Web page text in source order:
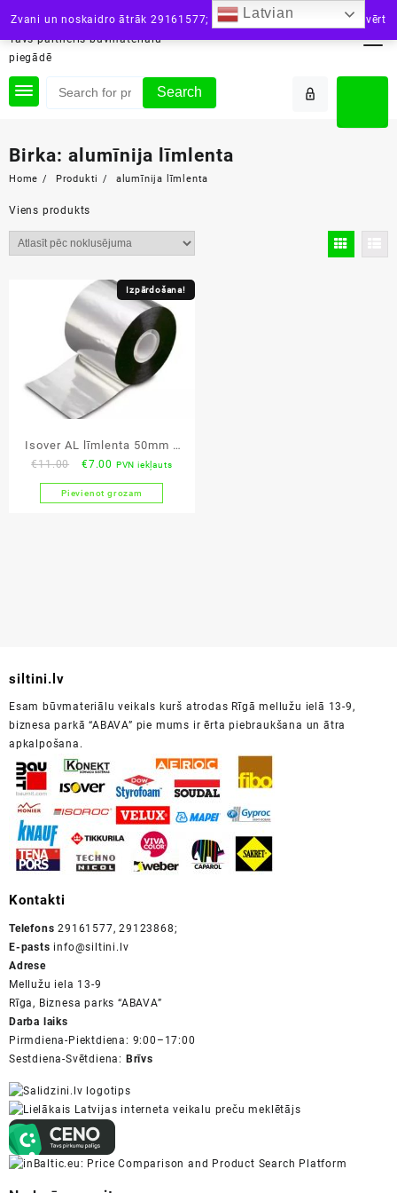
Zvani un noskaidro ātrāk 29161577; vai raksti: info@siltini.lvAizvērt
content
siltini.lv
Tavs partneris būvmateriālu
piegādē
Search
Birka: alumīnija līmlenta
Home Produkti alumīnija līmlenta
Viens produkts
Izpārdošana!
Isover AL līmlenta 50mm x
100m
€11.00
Original
price
was:
€7.00 Current
price
is:
PVN iekļauts
Pievienot grozam
siltini.lv
Esam būvmateriālu veikals kurš atrodas Rīgā mellužu ielā 13-9,
biznesa parkā “ABAVA” pie mums ir ērta piebraukšana un ātra
apkalpošana.
Kontakti
Telefons 29161577, 29123868;
E-pasts info@siltini.lv
Adrese
Mellužu iela 13-9
Rīga, Biznesa parks “ABAVA”
Darba laiks
Pirmdiena-Piektdiena: 9:00–17:00
Sestdiena-Svētdiena: Brīvs
Latvian